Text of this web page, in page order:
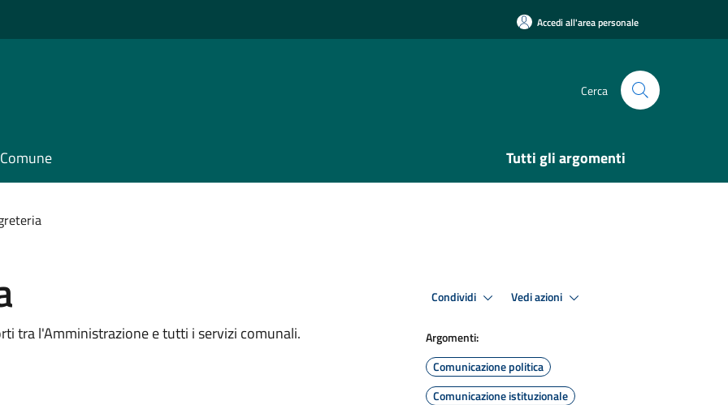
Accedi all'area personale
Cerca
Tutti gli argomenti
tra l'Amministrazione e tutti i servizi comunali.
Condividi Vedi azioni
Argomenti:
Comunicazione politica
Comunicazione istituzionale